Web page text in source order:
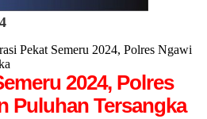
Pekat Semeru 2024, Polres Ngawi
2024, Polres
Puluhan Tersangka